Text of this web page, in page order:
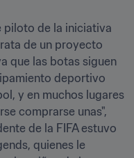
piloto de la iniciativa
de un proyecto
que las botas siguen
deportivo
y en muchos lugares
comprarse unas",
de la FIFA estuvo
quienes le